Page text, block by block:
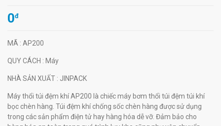
0đ
MÃ : AP200
QUY CÁCH : Máy
NHÀ SẢN XUẤT : JINPACK
Máy thổi túi đệm khí AP200 là chiếc máy bơm thổi túi đệm túi khí
bọc chèn hàng. Túi đệm khí chống sốc chèn hàng được sử dụng
trong các sản phẩm điện tử hay hàng hóa dễ vỡ. Đảm bảo cho